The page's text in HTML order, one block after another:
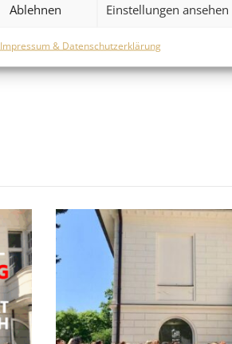
Ablehnen Einstellungen ansehen
Impressum & Datenschutzerklärung